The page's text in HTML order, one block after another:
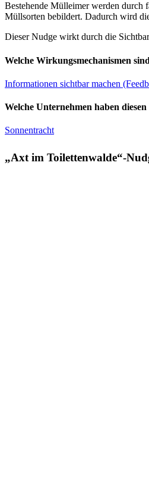
Bestehende Mülleimer werden durch
Müllsorten bebildert. Dadurch wird
Dieser Nudge wirkt durch die
Welche Wirkungsmechanismen
Informationen sichtbar machen
Welche Unternehmen haben
Sonnentracht
„Axt im Toilettenwalde“-